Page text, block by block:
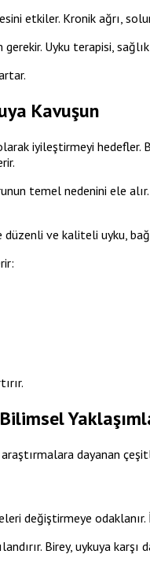
etkiler. Kronik ağrı,
Uyku terapisi,
Kavuşun
iyileştirmeyi
temel nedenini ele
ve kaliteli uyku,
dayanan
değiştirmeye
Birey, uykuya